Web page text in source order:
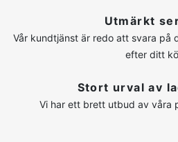
Utmärkt
Vår kundtjänst är redo att svara på
efter ditt
Stort urval av
Vi har ett brett utbud av våra